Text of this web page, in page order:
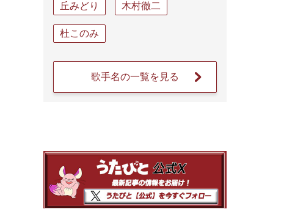
丘みどり 木村徹二
杜このみ
歌手名の一覧を見る